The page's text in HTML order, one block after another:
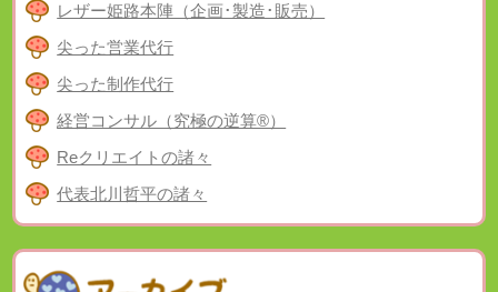
レザー姫路本陣（企画･製造･販売）
尖った営業代行
尖った制作代行
経営コンサル（究極の逆算®）
Reクリエイトの諸々
代表北川哲平の諸々